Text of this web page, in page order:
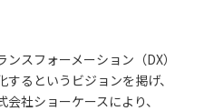
スフォーメーション（DX）
るというビジョンを掲げ、
社ショーケースにより、